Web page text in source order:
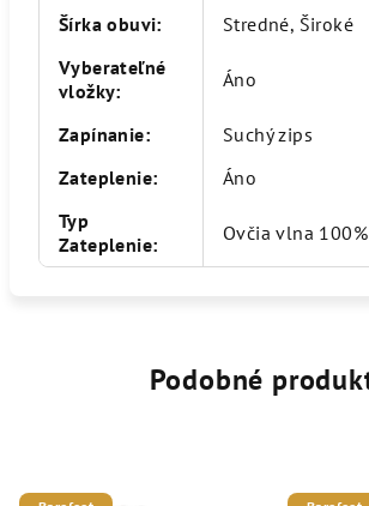
Šírka obuvi:
Stredné, Široké
Vyberateľné
vložky: Áno
Zapínanie:
Suchý zips
Zateplenie:
Áno
Typ
Zateplenie: Ovčia vlna 100%
Podobné